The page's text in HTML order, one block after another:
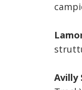
Avilly